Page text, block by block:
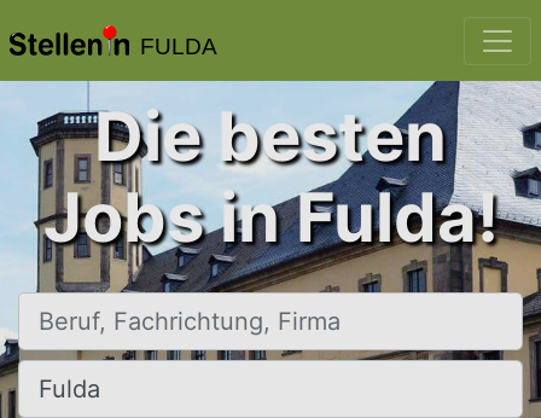
FULDA
Die besten
Jobs in Fulda!
Beruf, Fachrichtung, Firma
Ort, Stadt